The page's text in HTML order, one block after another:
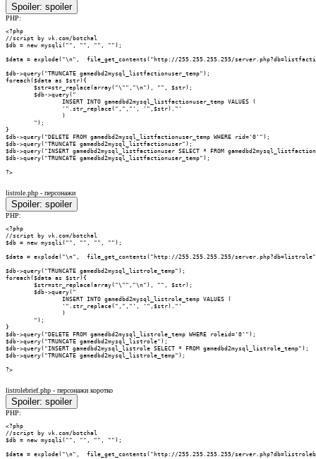
Spoiler: spoiler
PHP:
<?php
//script by vk.com/botchal
$db = new mysqli("", "", "", "");
$data = explode("\n",  file_get_contents("http://255.255.255.255/
$db->query("TRUNCATE gamedbd2mysql_listfactionuser_temp");
foreach($data as $str){
        $str=str_replace(array("\"","\n"), "", $str);
        $db->query("
                INSERT INTO gamedbd2mysql_listfactionuser_temp VALUES (
                '".str_replace(",","', '",$str)."'
                )
        ");
}
$db->query("DELETE FROM gamedbd2mysql_listfactionuser_temp WHERE rid='0'");
$db->query("TRUNCATE gamedbd2mysql_listfactionuser");
$db->query("INSERT gamedbd2mysql_listfactionuser SELECT * FROM
$db->query("TRUNCATE gamedbd2mysql_listfactionuser_temp");
?>
listrole.php - персонажи
Spoiler: spoiler
PHP:
<?php
//script by vk.com/botchal
$db = new mysqli("", "", "", "");
$data = explode("\n",  file_get_contents("http://255.255.255.255/
$db->query("TRUNCATE gamedbd2mysql_listrole_temp");
foreach($data as $str){
        $str=str_replace(array("\"","\n"), "", $str);
        $db->query("
                INSERT INTO gamedbd2mysql_listrole_temp VALUES (
                '".str_replace(",","', '",$str)."'
                )
        ");
}
$db->query("DELETE FROM gamedbd2mysql_listrole_temp WHERE roleid='0'");
$db->query("TRUNCATE gamedbd2mysql_listrole");
$db->query("INSERT gamedbd2mysql_listrole SELECT * FROM gamedbd2mysql_listrole_temp");
$db->query("TRUNCATE gamedbd2mysql_listrole_temp");
?>
listrolebrief.php - персонажи коротко
Spoiler: spoiler
PHP:
<?php
//script by vk.com/botchal
$db = new mysqli("", "", "", "");
$data = explode("\n",  file_get_contents("http://255.255.255.255/